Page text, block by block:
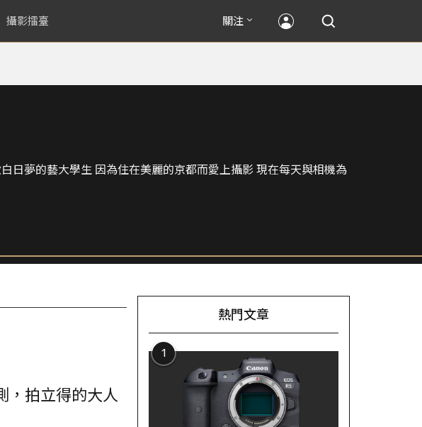
攝影擂臺 關注
日夢的藝大學生 因為住在美麗的京都而愛上攝影 現在每天與相機為
拍立得的大人
熱門文章
1